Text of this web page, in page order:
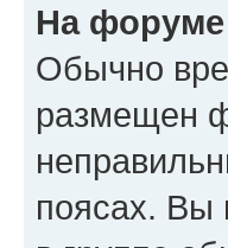
На
Обычно
размещен
поясах. Вы